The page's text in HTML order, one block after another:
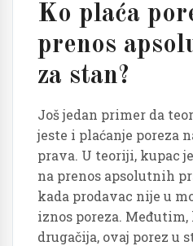
Ko plaća
prenos
za stan?
Još jedan primer da
jeste i plaćanje poreza
prava. U teoriji, kupac
na prenos apsolutnih
kada prodavac nije u
iznos poreza. Međutim,
drugačija, ovaj porez u